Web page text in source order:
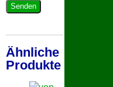
Ähnliche
Produkte